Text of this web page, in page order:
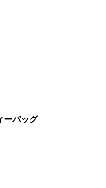
バッグ